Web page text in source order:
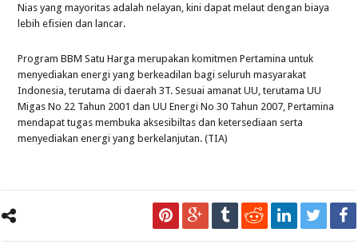
Nias yang mayoritas adalah nelayan, kini dapat melaut dengan biaya
lebih efisien dan lancar.
Program BBM Satu Harga merupakan komitmen Pertamina untuk
menyediakan energi yang berkeadilan bagi seluruh masyarakat
Indonesia, terutama di daerah 3T. Sesuai amanat UU, terutama UU
Migas No 22 Tahun 2001 dan UU Energi No 30 Tahun 2007, Pertamina
mendapat tugas membuka aksesibiltas dan ketersediaan serta
menyediakan energi yang berkelanjutan. (TIA)